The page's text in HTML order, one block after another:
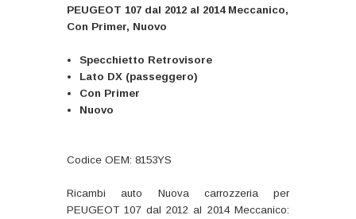
PEUGEOT 107 dal 2012 al 2014 Meccanico,
Con Primer, Nuovo
Specchietto Retrovisore
Lato DX (passeggero)
Con Primer
Nuovo
Codice OEM: 8153YS
Ricambi auto Nuova carrozzeria per
PEUGEOT 107 dal 2012 al 2014 Meccanico: